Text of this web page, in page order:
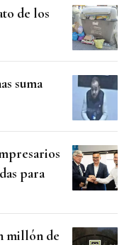
de los
suma
para
millón de